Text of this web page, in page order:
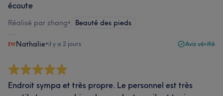
écoute
Réalisé par zhang• Beauté des pieds
Nathalie•il y a 2 jours Avis vérifié
Endroit sympa et très propre. Le personnel est très